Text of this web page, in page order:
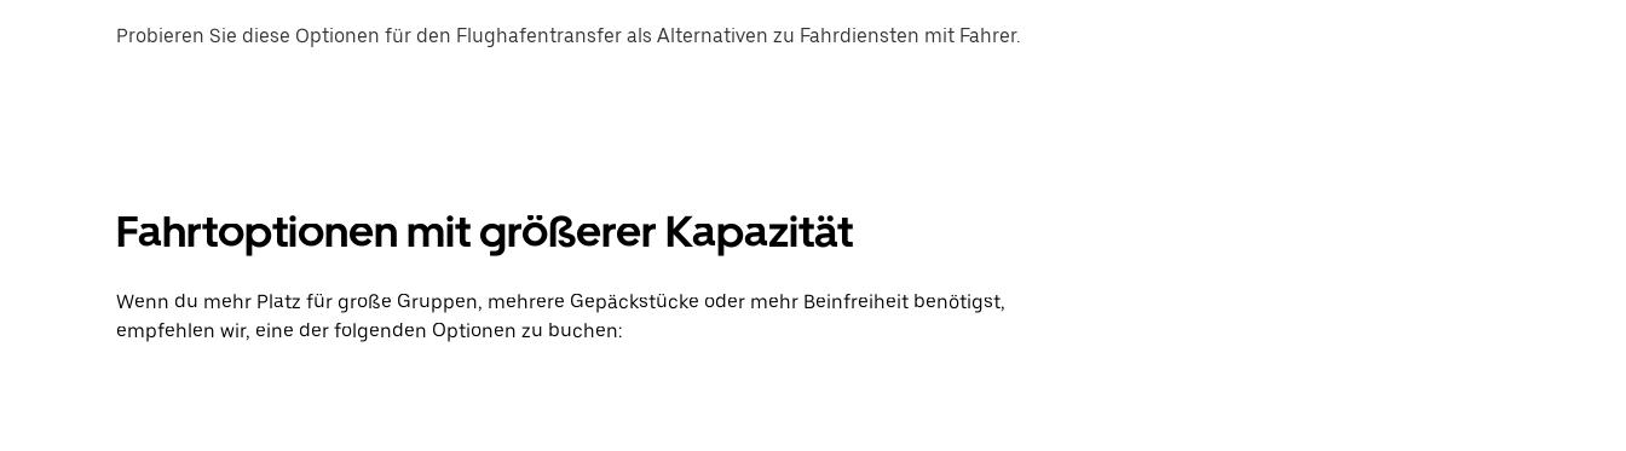
Probieren Sie diese Optionen für den Flughafentransfer als Alternativen zu Fahrdiensten mit Fahrer.
Fahrtoptionen mit größerer Kapazität
Wenn du mehr Platz für große Gruppen, mehrere Gepäckstücke oder mehr Beinfreiheit benötigst,
empfehlen wir, eine der folgenden Optionen zu buchen: